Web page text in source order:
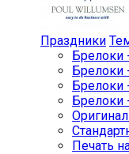
Праздники
Брелоки
Брелоки
Брелоки
Брелоки
Печать